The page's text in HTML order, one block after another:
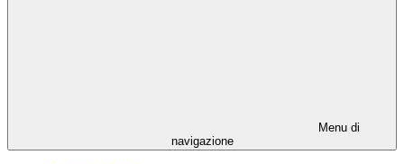
Menu di
navigazione